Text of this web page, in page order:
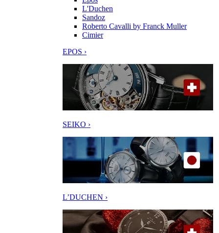
L'Duchen
Sandoz
Roberto Cavalli by Franck Muller
Cimier
EPOS ›
SEIKO ›
L’DUCHEN ›